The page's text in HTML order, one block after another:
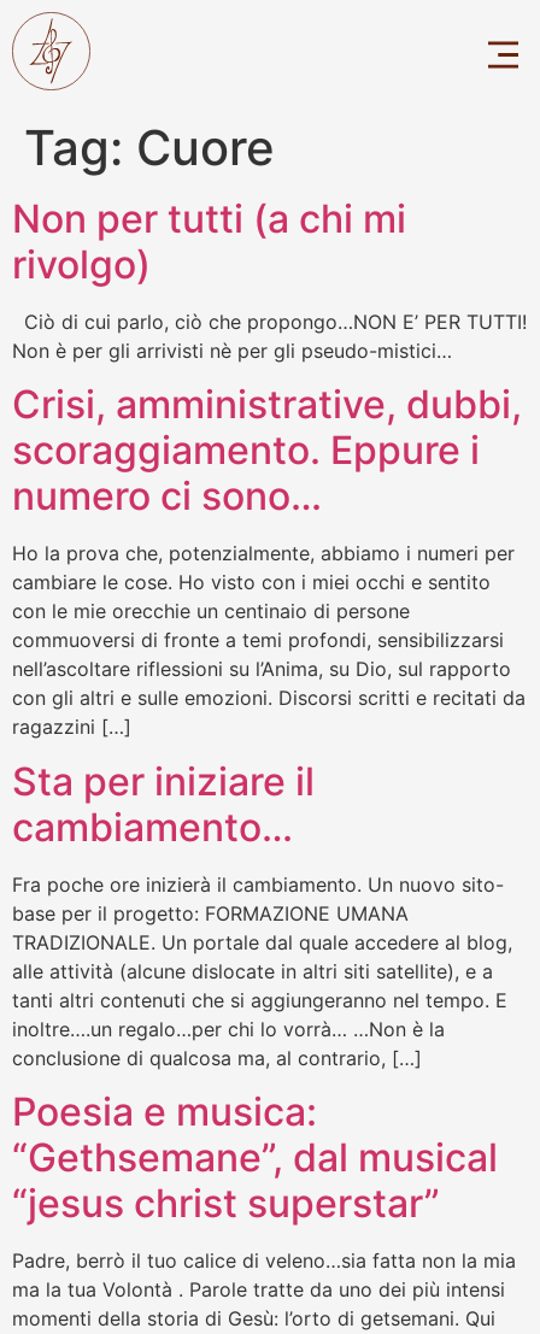
Tag: Cuore
Non per tutti (a chi mi
rivolgo)
Ciò di cui parlo, ciò che propongo…NON E’ PER TUTTI!
Non è per gli arrivisti nè per gli pseudo-mistici…
Crisi, amministrative, dubbi,
scoraggiamento. Eppure i
numero ci sono…
Ho la prova che, potenzialmente, abbiamo i numeri per
cambiare le cose. Ho visto con i miei occhi e sentito
con le mie orecchie un centinaio di persone
commuoversi di fronte a temi profondi, sensibilizzarsi
nell’ascoltare riflessioni su l’Anima, su Dio, sul rapporto
con gli altri e sulle emozioni. Discorsi scritti e recitati da
ragazzini […]
Sta per iniziare il
cambiamento…
Fra poche ore inizierà il cambiamento. Un nuovo sito-
base per il progetto: FORMAZIONE UMANA
TRADIZIONALE. Un portale dal quale accedere al blog,
alle attività (alcune dislocate in altri siti satellite), e a
tanti altri contenuti che si aggiungeranno nel tempo. E
inoltre….un regalo…per chi lo vorrà… …Non è la
conclusione di qualcosa ma, al contrario, […]
Poesia e musica:
“Gethsemane”, dal musical
“jesus christ superstar”
Padre, berrò il tuo calice di veleno…sia fatta non la mia
ma la tua Volontà . Parole tratte da uno dei più intensi
momenti della storia di Gesù: l’orto di getsemani. Qui